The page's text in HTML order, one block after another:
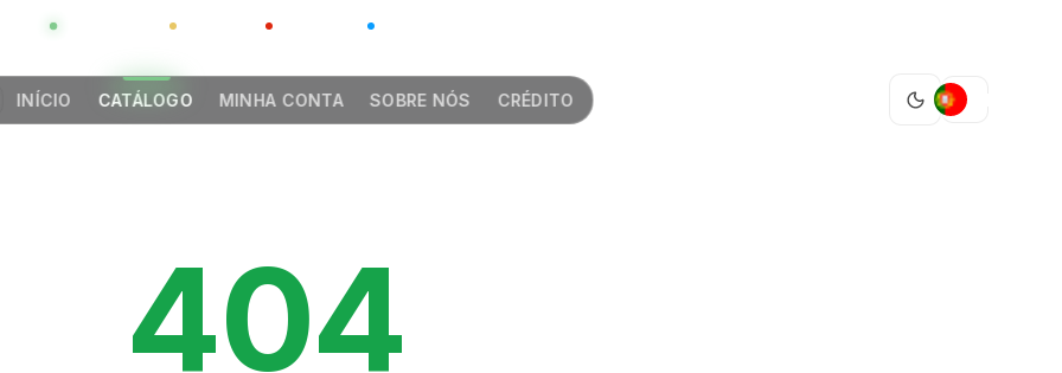
GLOBAL CHINA
INÍCIO CATÁLOGO MINHA CONTA SOBRE NÓS CRÉDITO
404